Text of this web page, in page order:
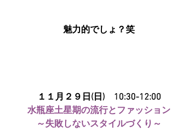
魅力的でしょ？笑
１１月２９日(日)　10:30-12:00
水瓶座土星期の流行とファッション
～失敗しないスタイルづくり～